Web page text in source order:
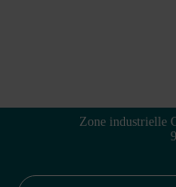
Zone industrielle